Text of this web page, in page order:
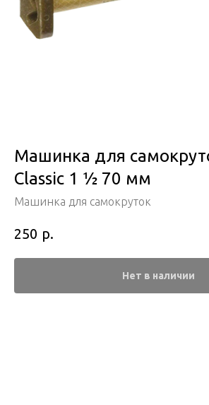
Машинка для
Classic 1 ½ 70 мм
Машинка для самокруток
250 р.
Нет в наличии